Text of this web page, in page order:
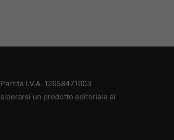
I.V.A. 12658471003
un prodotto editoriale ai